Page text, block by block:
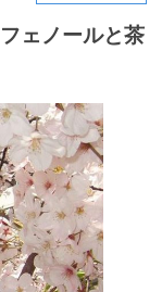
ェノールと茶